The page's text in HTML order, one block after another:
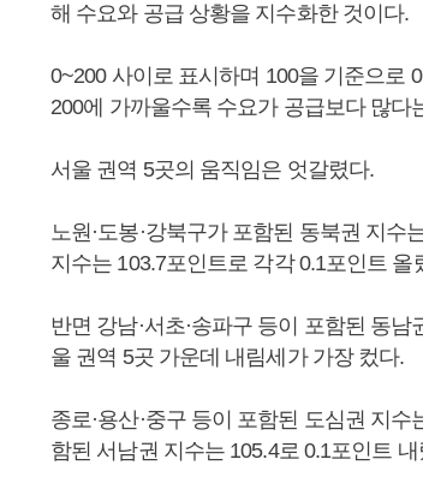
해 수요와 공급 상황을 지수화한 것이다.
0~200 사이로 표시하며 100을 기준으로
200에 가까울수록 수요가 공급보다 많다
서울 권역 5곳의 움직임은 엇갈렸다.
노원·도봉·강북구가 포함된 동북권 지수
지수는 103.7포인트로 각각 0.1포인트 올
반면 강남·서초·송파구 등이 포함된 동
울 권역 5곳 가운데 내림세가 가장 컸다.
종로·용산·중구 등이 포함된 도심권 지
함된 서남권 지수는 105.4로 0.1포인트 내